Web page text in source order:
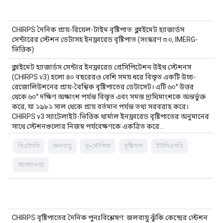
CHIRPS দৈনিক প্রায়-রিয়েল-টাইম বৃষ্টিপাত: ক্লাইমেট হ্যাজার্ডস
সেন্টারের স্টেশন ডেটাসহ ইনফ্রারেড বৃষ্টিপাত (সংস্করণ ৩.০, IMERG-
ভিত্তিক)
ক্লাইমেট হ্যাজার্ডস সেন্টার ইনফ্রারেড প্রেসিপিটেশন উইথ স্টেশনস
(CHIRPS v3) হলো ৪০ বছরেরও বেশি সময় ধরে বিস্তৃত একটি উচ্চ-
রেজোলিউশনের প্রায়-বৈশ্বিক বৃষ্টিপাতের ডেটাসেট। এটি ৬০° উত্তর
থেকে ৬০° দক্ষিণ অক্ষাংশ পর্যন্ত বিস্তৃত এবং সমস্ত দ্রাঘিমাংশকে অন্তর্ভুক্ত
করে, যা ১৯৮১ সাল থেকে প্রায় বর্তমান পর্যন্ত তথ্য সরবরাহ করে।
CHIRPS v3 স্যাটেলাইট-ভিত্তিক থার্মাল ইনফ্রারেড বৃষ্টিপাতের অনুমানের
সাথে স্টেশনগুলোর নিজস্ব পর্যবেক্ষণকে একত্রিত করে…
সিএইচসি জলবায়ু ভূ-ভৌতিক বৃষ্টিপাত ইউসিএসবি
আবহাওয়া
CHIRPS বৃষ্টিপাতের দৈনিক পুনঃবিশ্লেষণ: জলবায়ু ঝুঁকি কেন্দ্রের স্টেশন